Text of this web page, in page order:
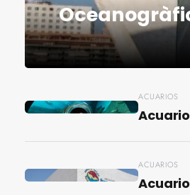
ACUARIOS
ACUARIOS